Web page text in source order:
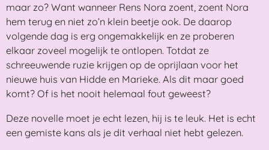
maar zo? Want wanneer Rens Nora zoent, zoent Nora
hem terug en niet zo’n klein beetje ook. De daarop
volgende dag is erg ongemakkelijk en ze proberen
elkaar zoveel mogelijk te ontlopen. Totdat ze
schreeuwende ruzie krijgen op de oprijlaan voor het
nieuwe huis van Hidde en Marieke. Als dit maar goed
komt? Of is het nooit helemaal fout geweest?
Deze novelle moet je echt lezen, hij is te leuk. Het is echt
een gemiste kans als je dit verhaal niet hebt gelezen.